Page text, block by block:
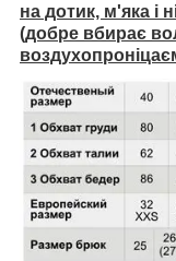
на дотик, м'яка і
(добре вбирає